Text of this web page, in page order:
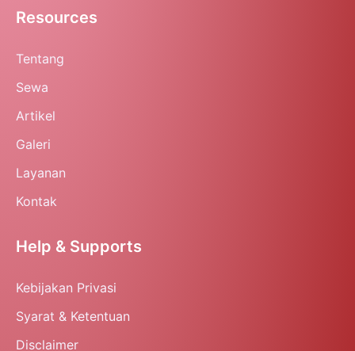
Resources
Tentang
Sewa
Artikel
Galeri
Layanan
Kontak
Help & Supports
Kebijakan Privasi
Syarat & Ketentuan
Disclaimer